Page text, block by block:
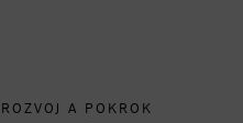
ROZVOJ A POKROK